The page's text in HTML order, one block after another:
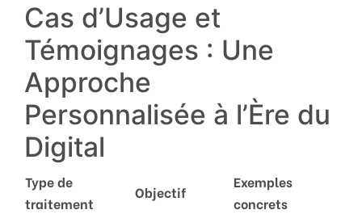
Cas d’Usage et
Témoignages : Une
Approche
Personnalisée à l’Ère du
Digital
Type de
traitement
Objectif
Exemples
concrets